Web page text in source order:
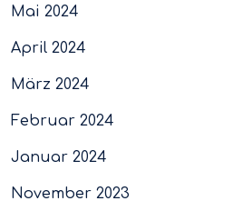
Mai 2024
April 2024
März 2024
Februar 2024
Januar 2024
November 2023